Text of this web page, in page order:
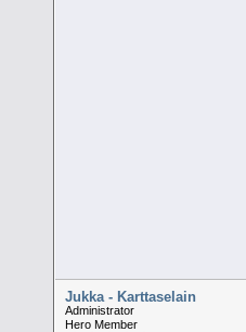
Jukka - Karttaselain
Administrator
Hero Member